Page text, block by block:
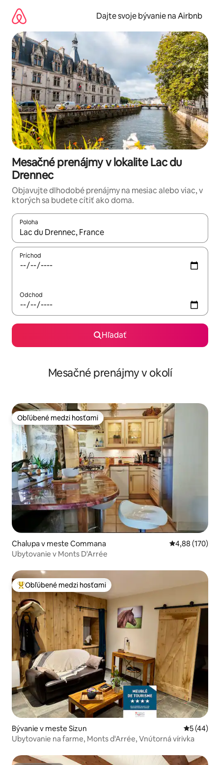
obsah.
Dajte svoje bývanie na Airbnb
Mesačné prenájmy v lokalite Lac du
Drennec
Objavujte dlhodobé prenájmy na mesiac alebo viac, v
ktorých sa budete cítiť ako doma.
Poloha
Keď budú výsledky k dispozícii, môžete si ich prechádzať
Príchod
Odchod
Hľadať
Mesačné prenájmy v okolí
Obľúbené medzi hosťami
Obľúbené medzi hosťami
Chalupa v meste Commana Priemerné
4,88 (170)
Ubytovanie v Monts D'Arrée
Najobľúbenejšie medzi hosťami
Obľúbené medzi hosťami
Bývanie v meste Sizun
5 (44)
Ubytovanie na farme, Monts d'Arrée, Vnútorná vírivka